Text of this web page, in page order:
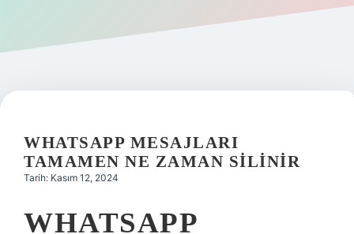
Gizlilik Politikası
Yasal Uyarı
WHATSAPP MESAJLARI
TAMAMEN NE ZAMAN SILINIR
Tarih: Kasım 12, 2024
WHATSAPP